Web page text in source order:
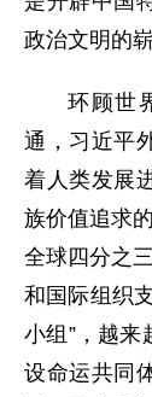
政治文明的
环顾世
通，习近平
着人类发展
族价值追求
全球四分之
和国际组织
小组”，越来
设命运共同